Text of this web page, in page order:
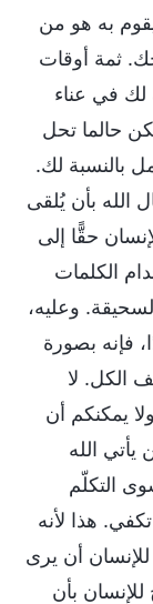
به هو من
ثمة أوقات
لك في عناء
حالما تحل
بالنسبة لك.
الله بأن يُلقى
حقًّا إلى
الكلمات
وعليه،
فإنه بصورة
الكل. لا
يمكنكم أن
الله
التكلّم
هذا لأنه
أن يرى
بأن